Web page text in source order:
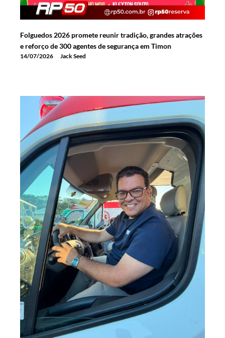
Folguedos 2026 promete reunir tradição, grandes atrações
e reforço de 300 agentes de segurança em Timon
14/07/2026 Jack Seed